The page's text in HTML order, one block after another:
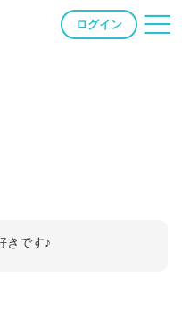
ログイン
きです♪